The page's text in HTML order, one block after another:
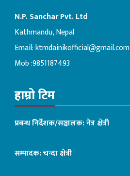
N.P. Sanchar Pvt. Ltd
Kathmandu, Nepal
Email:ktmdainikofficial@gmail.com
Mob :9851187493
हाम्रो टिम
प्रबन्ध निर्देशक/सञ्चालक: नेत्र क्षेत्री
सम्पादक: चन्दा क्षेत्री